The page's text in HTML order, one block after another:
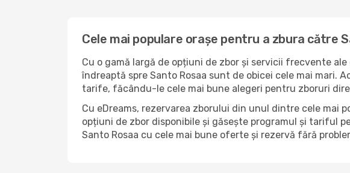
Cele mai populare orașe pentru a zbura către
Cu o gamă largă de opțiuni de zbor și servicii frecvente
îndreaptă spre Santo Rosaa sunt de obicei cele mai
tarife, făcându-le cele mai bune alegeri pentru zboruri
Cu eDreams, rezervarea zborului din unul dintre cele mai
opțiuni de zbor disponibile și găsește programul și tariful
Santo Rosaa cu cele mai bune oferte și rezervă fără